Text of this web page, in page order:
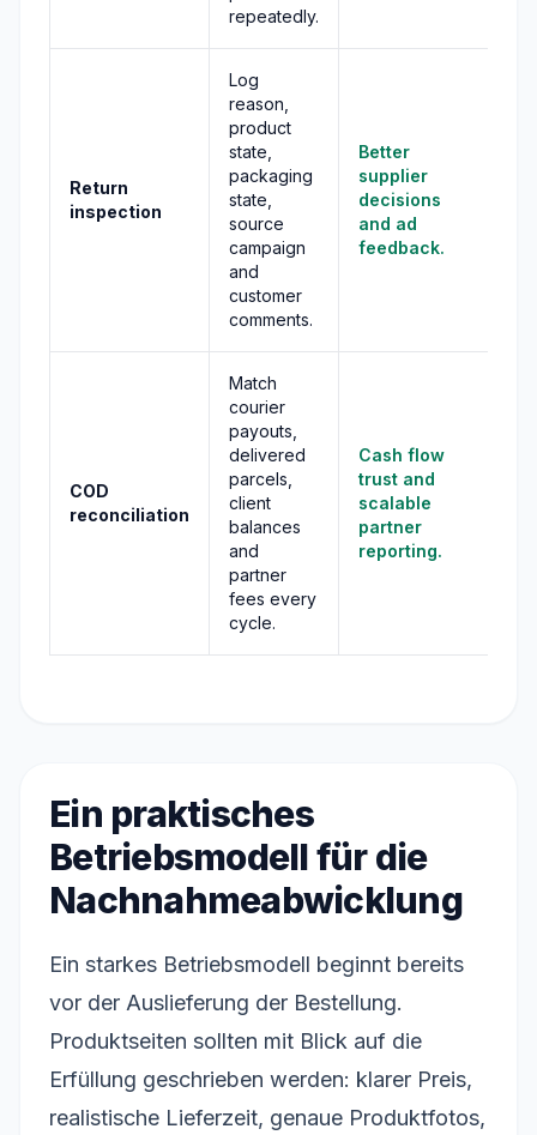
repeatedly.
Return
inspection
Log
reason,
product
state,
packaging
state,
source
campaign
and
customer
comments.
Better
supplier
decisions
and ad
feedback.
COD
reconciliation
Match
courier
payouts,
delivered
parcels,
client
balances
and
partner
fees every
cycle.
Cash flow
trust and
scalable
partner
reporting.
Ein praktisches
Betriebsmodell für die
Nachnahmeabwicklung
Ein starkes Betriebsmodell beginnt bereits
vor der Auslieferung der Bestellung.
Produktseiten sollten mit Blick auf die
Erfüllung geschrieben werden: klarer Preis,
realistische Lieferzeit, genaue Produktfotos,